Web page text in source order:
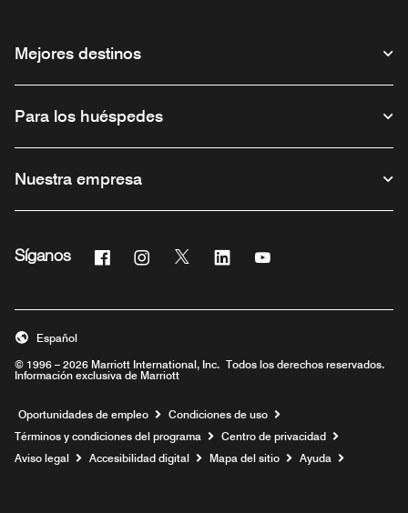
Mejores destinos
Para los huéspedes
Nuestra empresa
Síganos Facebook
Abre una ventana nueva
Instagram
Abre una ventana nueva
Twitter
Abre una ventana nueva
Linkedin
Abre una ventana nueva
Abre una ventana
© 1996 – 2026 Marriott International, Inc. Todos los derechos reservados.
Información exclusiva de Marriott
Español
Oportunidades de empleo Abre una ventana nueva
Condiciones de uso
Términos y condiciones del programa
Centro de privacidad
Aviso legal
Accesibilidad digital Mapa del sitio Ayuda